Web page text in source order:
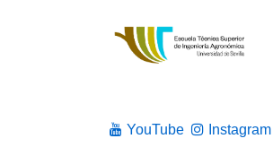
YouTube Instagram